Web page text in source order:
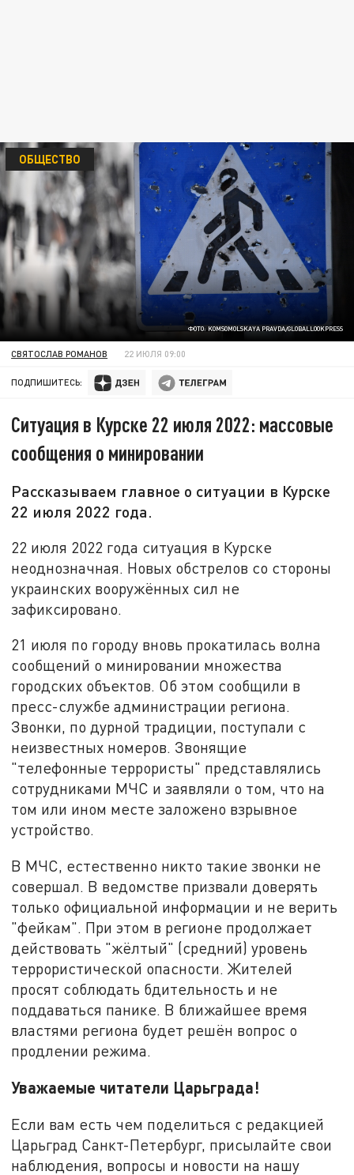
ФОТО: KOMSOMOLSKAYA PRAVDA/GLOBALLOOKPRESS
ОБЩЕСТВО
СВЯТОСЛАВ РОМАНОВ 22 ИЮЛЯ 09:00
ПОДПИШИТЕСЬ:
Ситуация в Курске 22 июля 2022: массовые
сообщения о минировании
Рассказываем главное о ситуации в Курске
22 июля 2022 года.
22 июля 2022 года ситуация в Курске
неоднозначная. Новых обстрелов со стороны
украинских вооружённых сил не
зафиксировано.
21 июля по городу вновь прокатилась волна
сообщений о минировании множества
городских объектов. Об этом сообщили в
пресс-службе администрации региона.
Звонки, по дурной традиции, поступали с
неизвестных номеров. Звонящие
"телефонные террористы" представлялись
сотрудниками МЧС и заявляли о том, что на
том или ином месте заложено взрывное
устройство.
В МЧС, естественно никто такие звонки не
совершал. В ведомстве призвали доверять
только официальной информации и не верить
"фейкам". При этом в регионе продолжает
действовать "жёлтый" (средний) уровень
террористической опасности. Жителей
просят соблюдать бдительность и не
поддаваться панике. В ближайшее время
властями региона будет решён вопрос о
продлении режима.
Уважаемые читатели Царьграда!
Если вам есть чем поделиться с редакцией
Царьград Санкт-Петербург, присылайте свои
наблюдения, вопросы и новости на нашу